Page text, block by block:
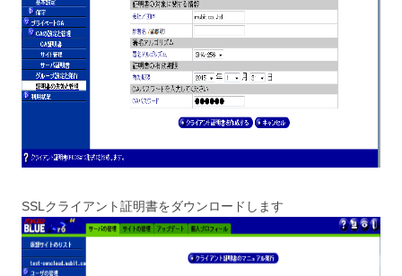
SSLクライアント証明書をダウンロードします